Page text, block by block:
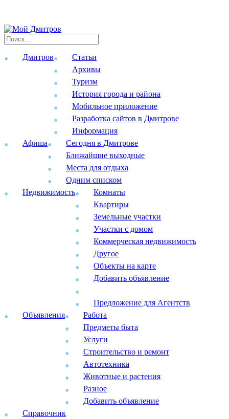
Дмитров
Статьи
Архивы
Туризм
История города и района
Мобильное приложение
Разработка сайтов в Дмитрове
Информация
Афиша
Сегодня в Дмитрове
Ближайшие выходные
Места для отдыха
Одним списком
Недвижимость
Комнаты
Квартиры
Земельные участки
Участки с домом
Коммерческая недвижимость
Другое
Объекты на карте
Добавить объявление
Предложение для Агентств
Объявления
Работа
Предметы быта
Услуги
Строительство и ремонт
Автотехника
Животные и растения
Разное
Добавить объявление
Справочник